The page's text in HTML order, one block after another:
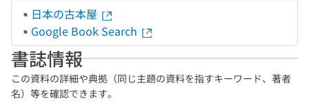
日本の古本屋
Google Book Search
書誌情報
この資料の詳細や典拠（同じ主題の資料を指すキーワード、著者
名）等を確認できます。